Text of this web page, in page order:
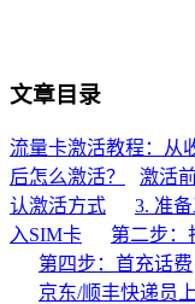
文章目录
流量卡激活教程：从
后怎么激活？
激活
认激活方式
3. 准
入SIM卡
第二步：
第四步：首充话费
京东/顺丰快递员